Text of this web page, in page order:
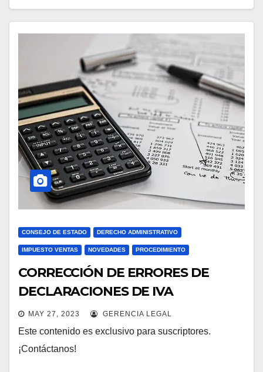
CONSEJO DE ESTADO DERECHO ADMINISTRATIVO
IMPUESTO VENTAS NOVEDADES PROCEDIMIENTO
CORRECCIÓN DE ERRORES DE
DECLARACIONES DE IVA
MAY 27, 2023 GERENCIA LEGAL
Este contenido es exclusivo para suscriptores.
¡Contáctanos!